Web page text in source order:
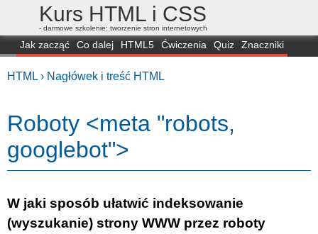
Kurs HTML i CSS
- darmowe szkolenie: tworzenie stron internetowych
Jak zacząć Co dalej HTML5 Ćwiczenia Quiz
Znaczniki
HTML › Nagłówek i treść HTML
Roboty <meta "robots,
googlebot">
W jaki sposób ułatwić indeksowanie
(wyszukanie) strony WWW przez roboty